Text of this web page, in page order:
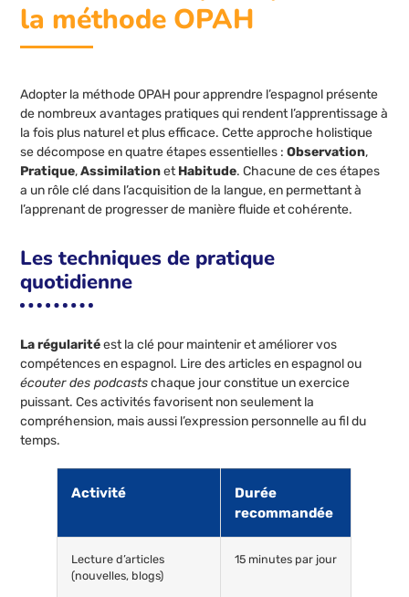
la méthode OPAH
Adopter la méthode OPAH pour apprendre l’espagnol présente
de nombreux avantages pratiques qui rendent l’apprentissage à
la fois plus naturel et plus efficace. Cette approche holistique
se décompose en quatre étapes essentielles :Observation,
Pratique,AssimilationetHabitude. Chacune de ces étapes
a un rôle clé dans l’acquisition de la langue, en permettant à
l’apprenant de progresser de manière fluide et cohérente.
Les techniques de pratique
quotidienne
La régularitéest la clé pour maintenir et améliorer vos
compétences en espagnol. Lire des articles en espagnol ou
écouter des podcastschaque jour constitue un exercice
puissant. Ces activités favorisent non seulement la
compréhension, mais aussi l’expression personnelle au fil du
temps.
Activité
Durée
recommandée
Lecture d’articles
(nouvelles, blogs)
15 minutes par jour